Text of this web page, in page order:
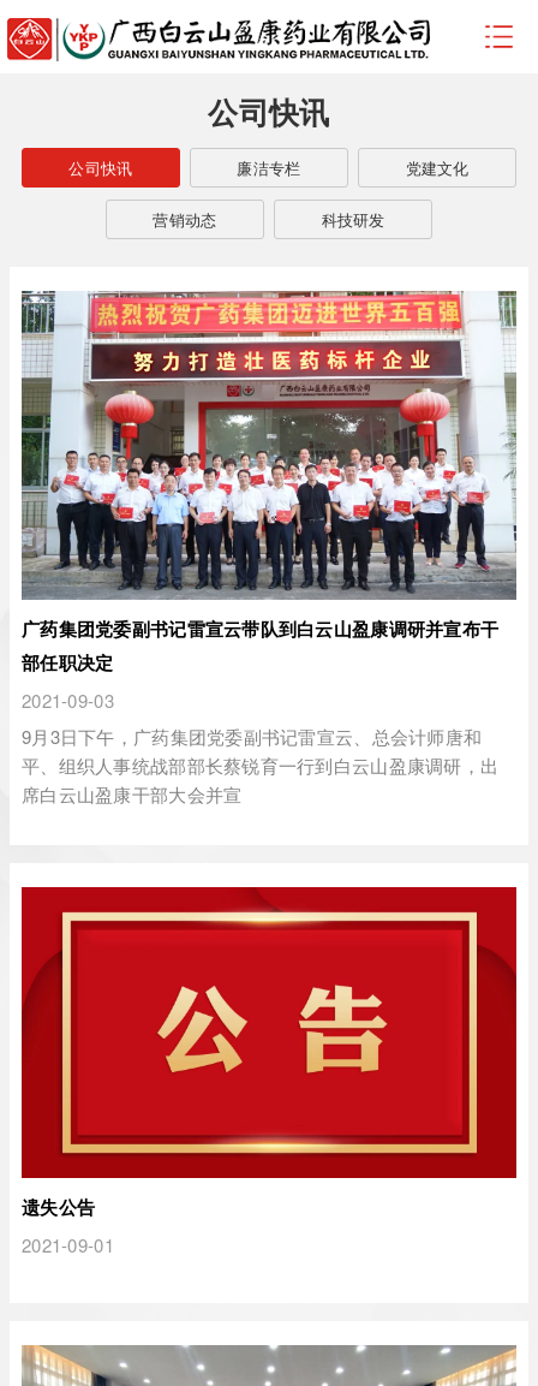
公司快讯
公司快讯 廉洁专栏 党建文化
营销动态 科技研发
广药集团党委副书记雷宣云带队到白云山盈康调研并宣布干
部任职决定
2021-09-03
9月3日下午，广药集团党委副书记雷宣云、总会计师唐和
平、组织人事统战部部长蔡锐育一行到白云山盈康调研，出
席白云山盈康干部大会并宣
遗失公告
2021-09-01